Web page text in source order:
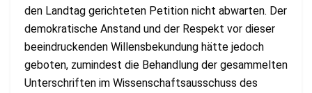
den Landtag gerichteten Petition nicht abwarten. Der
demokratische Anstand und der Respekt vor dieser
beeindruckenden Willensbekundung hätte jedoch
geboten, zumindest die Behandlung der gesammelten
Unterschriften im Wissenschaftsausschuss des